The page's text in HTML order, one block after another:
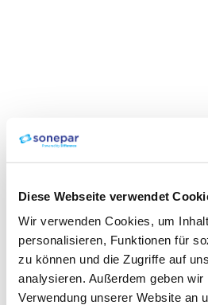
Diese Webseite verwendet
Wir verwenden Cookies, um
personalisieren, Funktionen für
zu können und die Zugriffe auf
analysieren. Außerdem geben
Verwendung unserer Website an